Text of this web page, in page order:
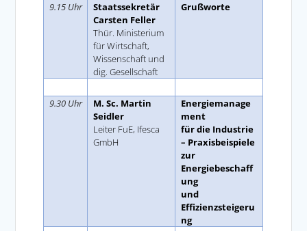
9.15 Uhr
Staatssekretär
Carsten Feller
Thür. Ministerium
für Wirtschaft,
Wissenschaft und
dig. Gesellschaft
Grußworte
9.30 Uhr
M. Sc. Martin
Seidler
Leiter FuE, Ifesca
GmbH
Energiemanage
ment
für die Industrie
– Praxisbeispiele
zur
Energiebeschaff
ung
und
Effizienzsteigeru
ng